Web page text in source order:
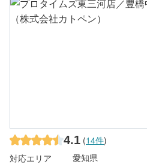
4.1 (14件)
対応エリア
愛知県